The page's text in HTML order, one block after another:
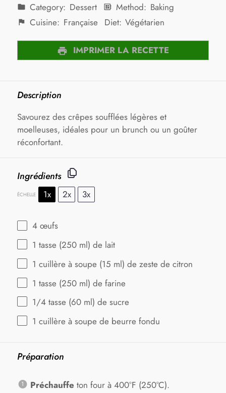
Category: Dessert Method: Baking
Cuisine: Française Diet: Végétarien
IMPRIMER LA RECETTE
Description
Savourez des crêpes soufflées légères et
moelleuses, idéales pour un brunch ou un goûter
réconfortant.
Ingrédients
ÉCHELLE 1x 2x 3x
4 œufs
1 tasse (250 ml) de lait
1 cuillère à soupe (15 ml) de zeste de citron
1 tasse (250 ml) de farine
1/4 tasse (60 ml) de sucre
1 cuillère à soupe de beurre fondu
Préparation
Préchauffe ton four à 400°F (250°C).